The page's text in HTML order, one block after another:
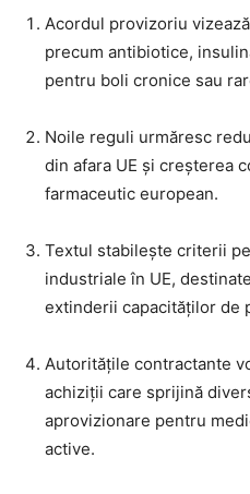
Acordul provizoriu
precum antibiotice,
pentru boli cronice sau
Noile reguli urmăresc
din afara UE și creșterea
farmaceutic european.
Textul stabilește criterii
industriale în UE,
extinderii capacităților de
Autoritățile contractante
achiziții care sprijină
aprovizionare pentru
active.